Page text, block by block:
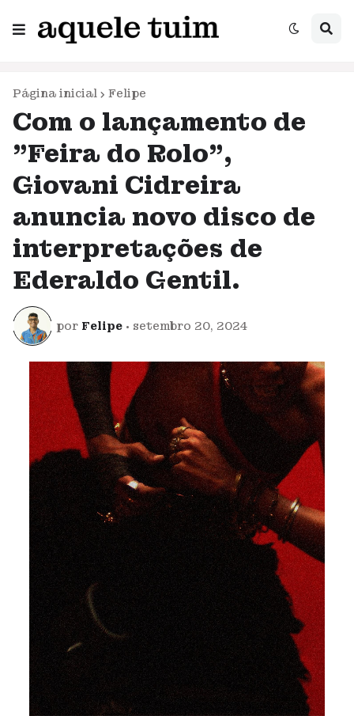
Página inicial Felipe
Com o lançamento de
"Feira do Rolo",
Giovani Cidreira
anuncia novo disco de
interpretações de
Ederaldo Gentil.
por Felipe • setembro 20, 2024